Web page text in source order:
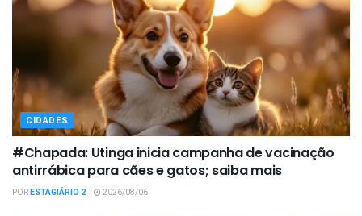
CIDADES
#Chapada: Utinga inicia campanha de vacinação
antirrábica para cães e gatos; saiba mais
PORESTAGIÁRIO 2 2026/08/06